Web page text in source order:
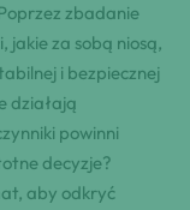
zbadanie
jakie za sobą niosą,
i bezpiecznej
działają
powinni
decyzje?
aby odkryć